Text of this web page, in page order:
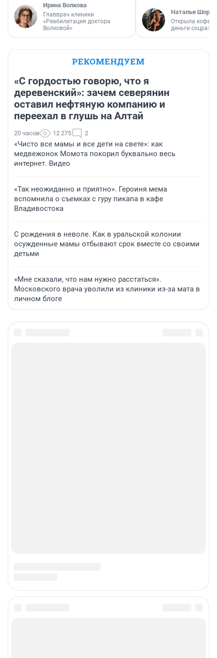
Ирина Волкова
Главврач клиники
«Реабилитация доктора
Волковой»
Наталья
Открыла
деньги
РЕКОМЕНДУЕМ
«С гордостью говорю, что я
деревенский»: зачем северянин
оставил нефтяную компанию и
переехал в глушь на Алтай
20 часов 12 275 2
«Чисто все мамы и все дети на свете»: как
медвежонок Момота покорил буквально весь
интернет. Видео
«Так неожиданно и приятно». Героиня мема
вспомнила о съемках с гуру пикапа в кафе
Владивостока
С рождения в неволе. Как в уральской колонии
осужденные мамы отбывают срок вместе со своими
детьми
«Мне сказали, что нам нужно расстаться».
Московского врача уволили из клиники из-за мата в
личном блоге